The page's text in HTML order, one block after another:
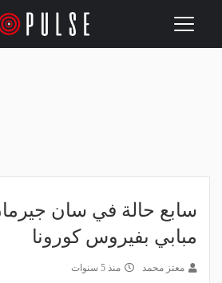
Toggle
سابع حالة في سان
مبابي بفيروس كورونا
معتز محمد منذ 5 سنوات